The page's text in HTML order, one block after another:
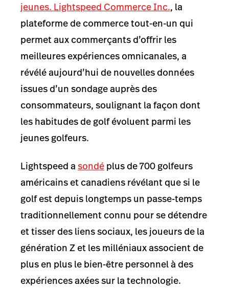
jeunes. Lightspeed Commerce Inc., la
plateforme de commerce tout-en-un qui
permet aux commerçants d’offrir les
meilleures expériences omnicanales, a
révélé aujourd’hui de nouvelles données
issues d’un sondage auprès des
consommateurs, soulignant la façon dont
les habitudes de golf évoluent parmi les
jeunes golfeurs.
Lightspeed a sondé plus de 700 golfeurs
américains et canadiens révélant que si le
golf est depuis longtemps un passe-temps
traditionnellement connu pour se détendre
et tisser des liens sociaux, les joueurs de la
génération Z et les milléniaux associent de
plus en plus le bien-être personnel à des
expériences axées sur la technologie.